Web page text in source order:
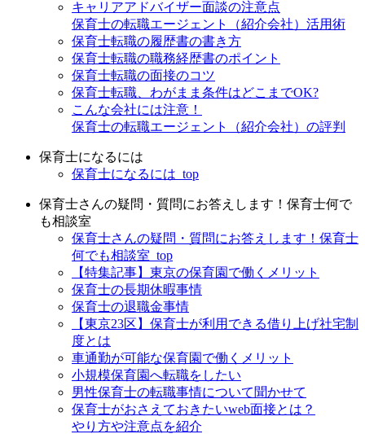
キャリアアドバイザー面談の注意点
保育士の転職エージェント（紹介会社）活用術
保育士転職の履歴書の書き方
保育士転職の職務経歴書のポイント
保育士転職の面接のコツ
保育士転職、わがまま条件はどこまでOK?
こんな会社には注意！
保育士の転職エージェント（紹介会社）の評判
保育士になるには
保育士になるには_top
保育士さんの疑問・質問にお答えします！保育士何で
も相談室
保育士さんの疑問・質問にお答えします！保育士
何でも相談室_top
【特集記事】東京の保育園で働くメリット
保育士の長期休暇事情
保育士の退職金事情
【東京23区】保育士が利用できる借り上げ社宅制
度とは
車通勤が可能な保育園で働くメリット
小規模保育園へ転職をしたい
男性保育士の転職事情について聞かせて
保育士がおさえておきたいweb面接とは？
やり方や注意点を紹介